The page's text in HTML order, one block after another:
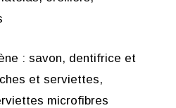
: savon, dentifrice et
et serviettes,
microfibres